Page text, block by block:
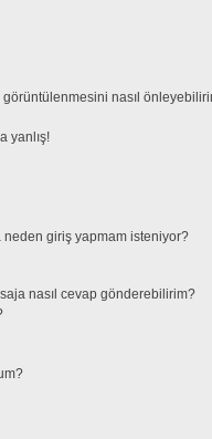
görüntülenmesini nasıl
yanlış!
neden giriş yapmam isteniyor?
nasıl cevap gönderebilirim?